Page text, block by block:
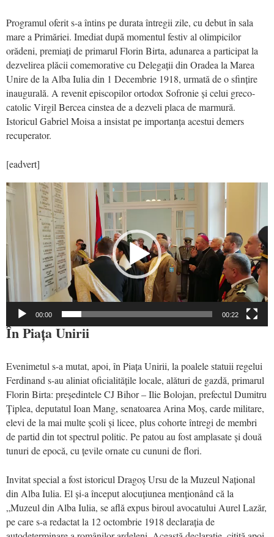
Programul oferit s-a întins pe durata întregii zile, cu debut în sala
mare a Primăriei. Imediat după momentul festiv al olimpicilor
orădeni, premiați de primarul Florin Birta, adunarea a participat la
dezvelirea plăcii comemorative cu Delegații din Oradea la Marea
Unire de la Alba Iulia din 1 Decembrie 1918, urmată de o sfințire
inaugurală. A revenit episcopilor ortodox Sofronie și celui greco-
catolic Virgil Bercea cinstea de a dezveli placa de marmură.
Istoricul Gabriel Moisa a insistat pe importanța acestui demers
recuperator.
[eadvert]
Video
Player
00:00 00:22
În Piața Unirii
Evenimetul s-a mutat, apoi, în Piața Unirii, la poalele statuii regelui
Ferdinand s-au aliniat oficialitățile locale, alături de gazdă, primarul
Florin Birta: președintele CJ Bihor – Ilie Bolojan, prefectul Dumitru
Țiplea, deputatul Ioan Mang, senatoarea Arina Moș, carde militare,
elevi de la mai multe școli și licee, plus cohorte întregi de membri
de partid din tot spectrul politic. Pe patou au fost amplasate și două
tunuri de epocă, cu țevile ornate cu cununi de flori.
Invitat special a fost istoricul Dragoș Ursu de la Muzeul Național
din Alba Iulia. El și-a început alocuțiunea menționând că la
„Muzeul din Alba Iulia, se află expus biroul avocatului Aurel Lazăr,
pe care s-a redactat la 12 octombrie 1918 declarația de